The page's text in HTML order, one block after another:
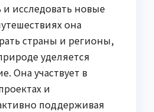
и исследовать новые
она
страны и регионы,
уделяется
Она участвует в
и
поддерживая